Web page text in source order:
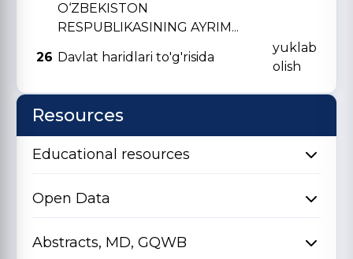
O‘ZBЕKISTON
RЕSPUBLIKASINING AYRIM...
26 Davlat haridlari to'g'risida
yuklab
olish
Resources
Educational resources
Open Data
Abstracts, MD, GQWB